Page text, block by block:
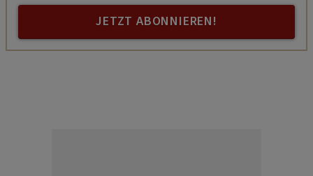
JETZT ABONNIEREN!